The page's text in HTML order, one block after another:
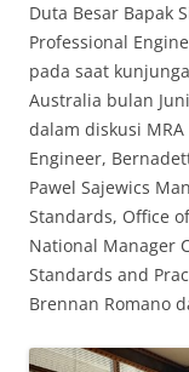
Duta Besar Bapak
Professional
pada saat
Australia bulan
dalam diskusi
Engineer,
Pawel Sajewics
Standards, Office
National Manager
Standards and
Brennan Romano